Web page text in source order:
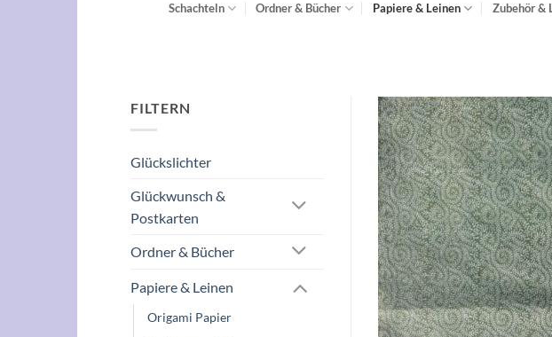
Schachteln Ordner & Bücher Papiere & Leinen Zubehör &
FILTERN
Glückslichter
Glückwunsch &
Postkarten
Ordner & Bücher
Papiere & Leinen
Origami Papier